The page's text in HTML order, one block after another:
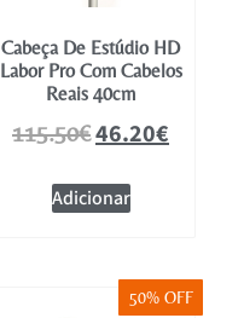
Cabeça De Estúdio HD
Labor Pro Com Cabelos
Reais 40cm
115.50€46.20€
Adicionar
50% OFF